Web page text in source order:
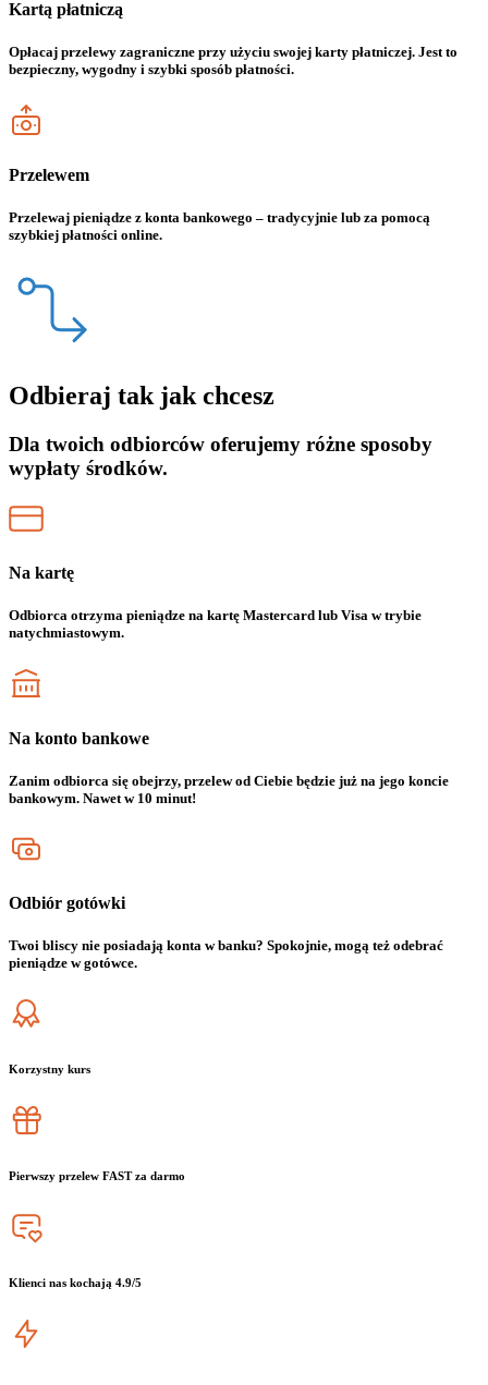
Kartą płatniczą
Opłacaj przelewy zagraniczne przy użyciu swojej karty płatniczej. Jest to
bezpieczny, wygodny i szybki sposób płatności.
Przelewem
Przelewaj pieniądze z konta bankowego – tradycyjnie lub za pomocą
szybkiej płatności online.
Odbieraj tak jak chcesz
Dla twoich odbiorców oferujemy różne sposoby
wypłaty środków.
Na kartę
Odbiorca otrzyma pieniądze na kartę Mastercard lub Visa w trybie
natychmiastowym.
Na konto bankowe
Zanim odbiorca się obejrzy, przelew od Ciebie będzie już na jego koncie
bankowym. Nawet w 10 minut!
Odbiór gotówki
Twoi bliscy nie posiadają konta w banku? Spokojnie, mogą też odebrać
pieniądze w gotówce.
Korzystny kurs
Pierwszy przelew FAST za darmo
Klienci nas kochają 4.9/5